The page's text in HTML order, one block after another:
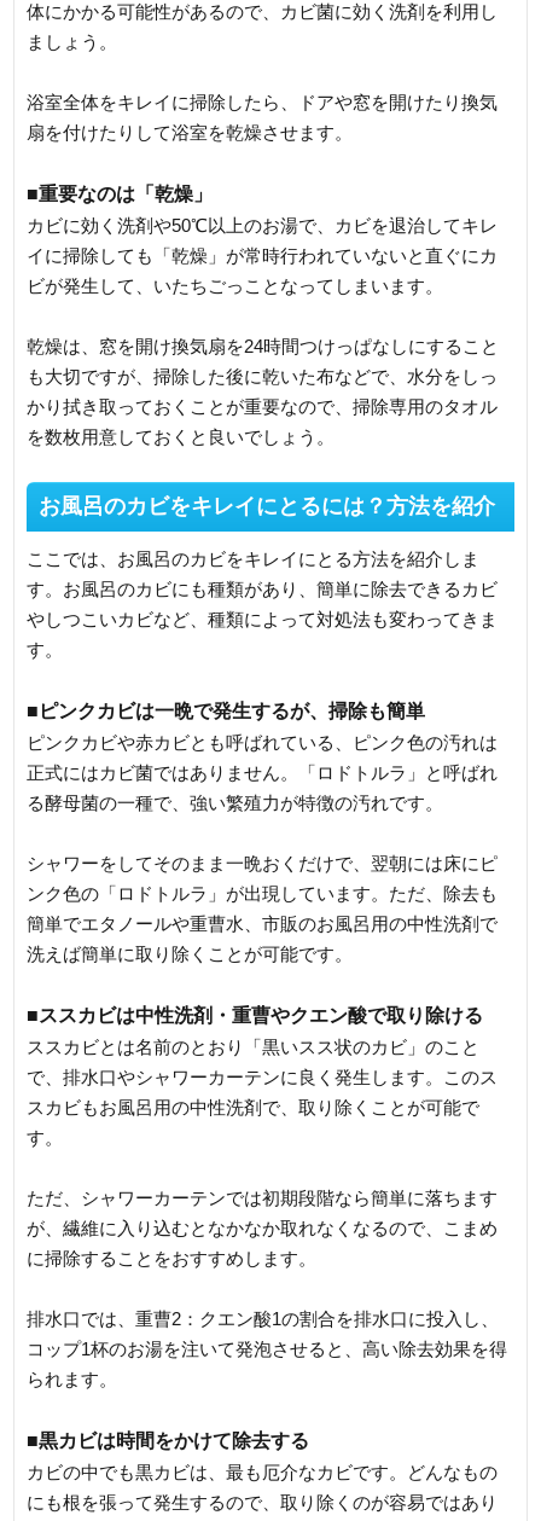
体にかかる可能性があるので、カビ菌に効く洗剤を利用し
ましょう。
浴室全体をキレイに掃除したら、ドアや窓を開けたり換気
扇を付けたりして浴室を乾燥させます。
■重要なのは「乾燥」
カビに効く洗剤や50℃以上のお湯で、カビを退治してキレ
イに掃除しても「乾燥」が常時行われていないと直ぐにカ
ビが発生して、いたちごっことなってしまいます。
乾燥は、窓を開け換気扇を24時間つけっぱなしにすること
も大切ですが、掃除した後に乾いた布などで、水分をしっ
かり拭き取っておくことが重要なので、掃除専用のタオル
を数枚用意しておくと良いでしょう。
お風呂のカビをキレイにとるには？方法を紹介
ここでは、お風呂のカビをキレイにとる方法を紹介しま
す。お風呂のカビにも種類があり、簡単に除去できるカビ
やしつこいカビなど、種類によって対処法も変わってきま
す。
■ピンクカビは一晩で発生するが、掃除も簡単
ピンクカビや赤カビとも呼ばれている、ピンク色の汚れは
正式にはカビ菌ではありません。「ロドトルラ」と呼ばれ
る酵母菌の一種で、強い繁殖力が特徴の汚れです。
シャワーをしてそのまま一晩おくだけで、翌朝には床にピ
ンク色の「ロドトルラ」が出現しています。ただ、除去も
簡単でエタノールや重曹水、市販のお風呂用の中性洗剤で
洗えば簡単に取り除くことが可能です。
■ススカビは中性洗剤・重曹やクエン酸で取り除ける
ススカビとは名前のとおり「黒いスス状のカビ」のこと
で、排水口やシャワーカーテンに良く発生します。このス
スカビもお風呂用の中性洗剤で、取り除くことが可能で
す。
ただ、シャワーカーテンでは初期段階なら簡単に落ちます
が、繊維に入り込むとなかなか取れなくなるので、こまめ
に掃除することをおすすめします。
排水口では、重曹2：クエン酸1の割合を排水口に投入し、
コップ1杯のお湯を注いて発泡させると、高い除去効果を得
られます。
■黒カビは時間をかけて除去する
カビの中でも黒カビは、最も厄介なカビです。どんなもの
にも根を張って発生するので、取り除くのが容易ではあり